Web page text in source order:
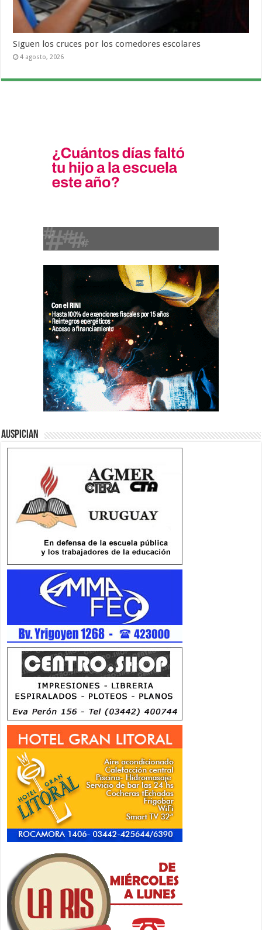
Siguen los cruces por los comedores escolares
4 agosto, 2026
Auspician